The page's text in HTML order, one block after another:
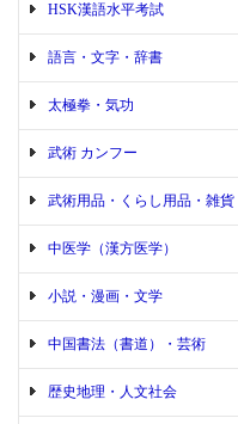
HSK漢語水平考試
語言・文字・辞書
太極拳・気功
武術 カンフー
武術用品・くらし用品・雑貨
中医学（漢方医学）
小説・漫画・文学
中国書法（書道）・芸術
歴史地理・人文社会